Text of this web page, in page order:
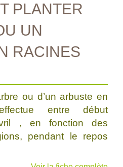
PLANTER
UN
RACINES
ou d’un arbuste en
entre début
, en fonction des
pendant le repos